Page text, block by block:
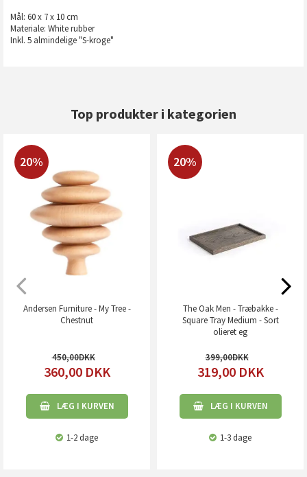
Mål: 60 x 7 x 10 cm
Materiale: White rubber
Inkl. 5 almindelige "S-kroge"
Top produkter i kategorien
20%
Andersen Furniture - My Tree -
Chestnut
450,00
360,00 DKK
LÆG I KURVEN
1-2 dage
20%
The Oak Men - Træbakke -
Square Tray Medium - Sort
olieret eg
399,00
319,00 DKK
LÆG I KURVEN
1-3 dage